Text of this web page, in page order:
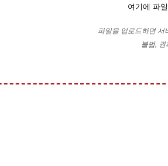
여기에 파
파일을 업로드하면 서
불법,